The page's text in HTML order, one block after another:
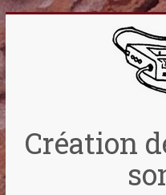
Création